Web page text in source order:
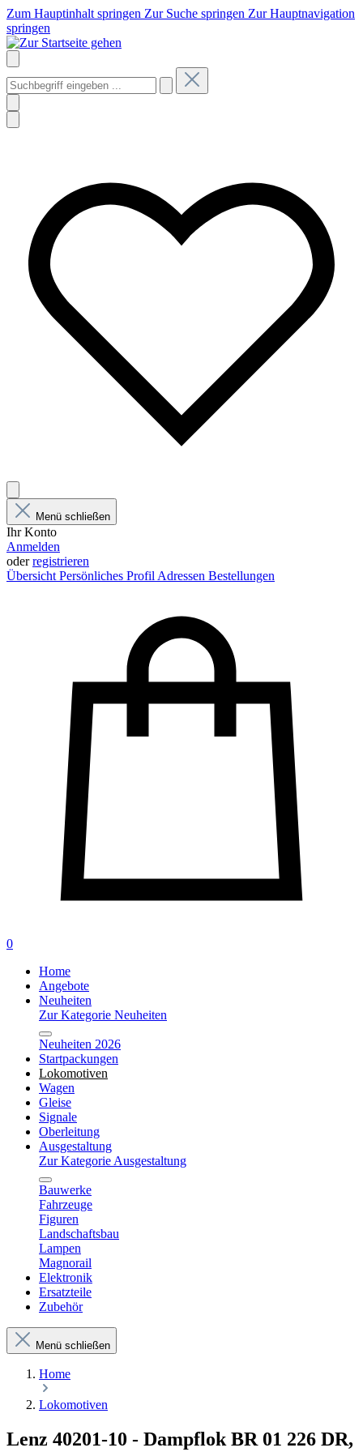
Zum Hauptinhalt springen Zur Suche springen Zur Hauptnavigation
springen
Menü schließen
Ihr Konto
Anmelden
oderregistrieren
Übersicht Persönliches Profil Adressen Bestellungen
0
Home
Angebote
Neuheiten
Zur Kategorie Neuheiten
Neuheiten 2026
Startpackungen
Lokomotiven
Wagen
Gleise
Signale
Oberleitung
Ausgestaltung
Zur Kategorie Ausgestaltung
Bauwerke
Fahrzeuge
Figuren
Landschaftsbau
Lampen
Magnorail
Elektronik
Ersatzteile
Zubehör
Menü schließen
Home
Lokomotiven
Lenz 40201-10 - Dampflok BR 01 226 DR,